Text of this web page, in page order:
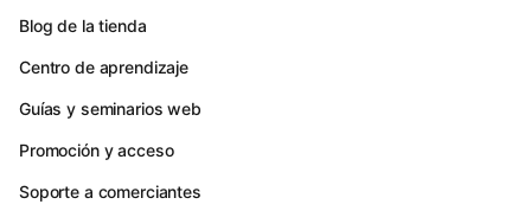
Blog de la tienda
Centro de aprendizaje
Guías y seminarios web
Promoción y acceso
Soporte a comerciantes